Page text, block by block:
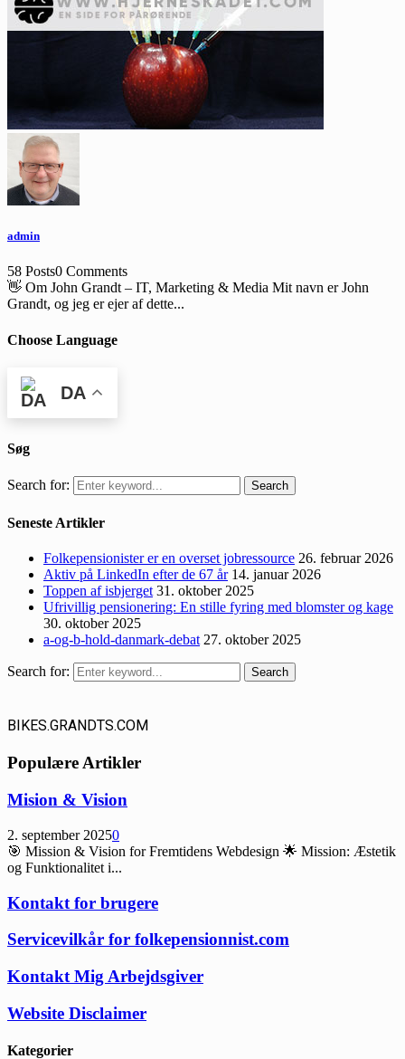
admin
58 Posts0 Comments
👋 Om John Grandt – IT, Marketing & Media Mit navn er John
Grandt, og jeg er ejer af dette...
Choose Language
DA
Søg
Search for: Search
Seneste Artikler
Folkepensionister er en overset jobressource 26. februar 2026
Aktiv på LinkedIn efter de 67 år 14. januar 2026
Toppen af isbjerget 31. oktober 2025
Ufrivillig pensionering: En stille fyring med blomster og kage
30. oktober 2025
a-og-b-hold-danmark-debat 27. oktober 2025
Search for: Search
BIKES.GRANDTS.COM
Populære Artikler
Mision & Vision
2. september 20250
🎯 Mission & Vision for Fremtidens Webdesign 🌟 Mission: Æstetik
og Funktionalitet i...
Kontakt for brugere
Servicevilkår for folkepensionnist.com
Kontakt Mig Arbejdsgiver
Website Disclaimer
Kategorier